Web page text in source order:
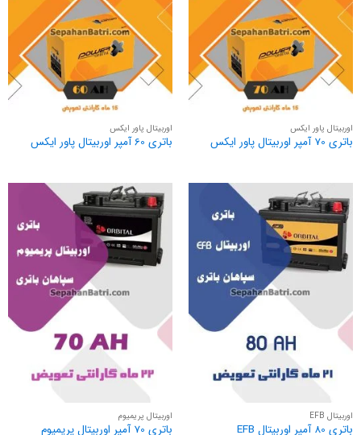
اوربیتال پاور ایکس
باتری 70 آمپر اوربیتال پاور ایکس
اوربیتال پاور ایکس
باتری 60 آمپر اوربیتال پاور ایکس
اوربیتال EFB
باتری 80 آمپر اوربیتال EFB
اوربیتال پریمیوم
باتری 70 آمپر اوربیتال پریمیوم